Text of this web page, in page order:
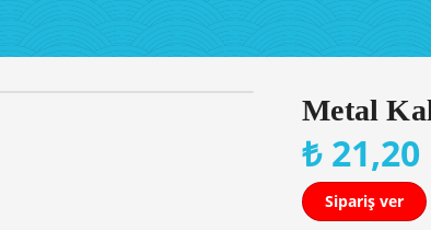
Metal
₺21,20
Sipariş ver